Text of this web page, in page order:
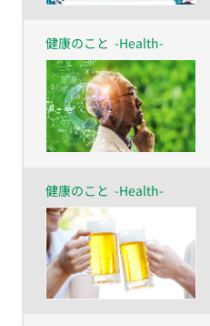
健康のこと -Health-
健康のこと -Health-